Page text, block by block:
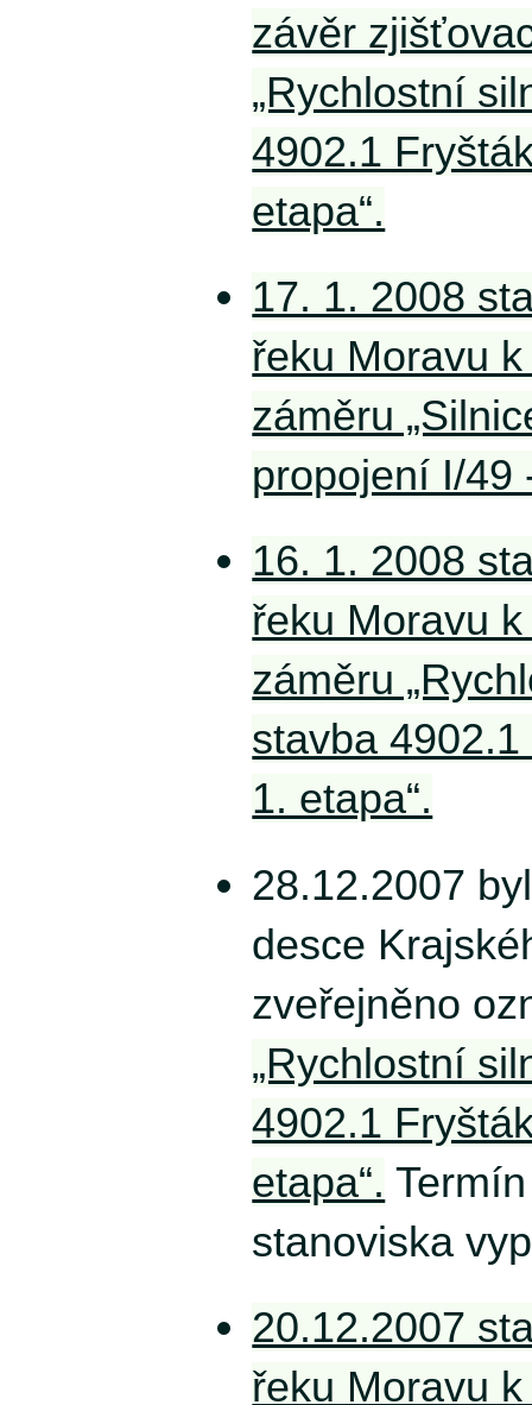
závěr
„Rychlostní
4902.1
etapa“.
17. 1. 2008
řeku Moravu
záměru
propojení I/49
16. 1. 2008
řeku Moravu
záměru
stavba
1. etapa“.
28.12.2007
desce
zveřejněno
„Rychlostní
4902.1
etapa“.
stanoviska
20.12.2007
řeku Moravu